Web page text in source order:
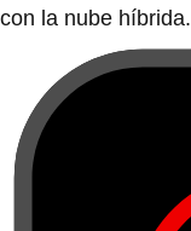
con la nube híbrida.